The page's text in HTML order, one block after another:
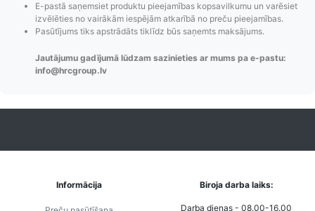
Izsekošana,
Pasūtījumu re-
order u.c.
lietotāja konta
izveides.
PayPal
E-pastā saņemsiet produktu pieejamības kopsavilkumu un varēsiet
izvēlēties no vairākām iespējām atkarībā no preču pieejamības.
Pasūtījums tiks apstrādāts tiklīdz būs saņemts maksājums.
Jautājumu gadījumā lūdzam sazinieties ar mums pa e-pastu:
info@hrcgroup.lv
Informācija Biroja darba laiks:
Darba dienas - 08.00-16.00